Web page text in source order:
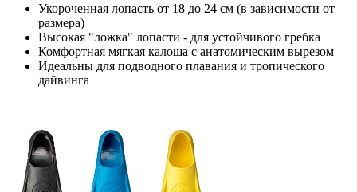
Укороченная лопасть от 18 до 24 см (в зависимости от
размера)
Высокая "ложка" лопасти - для устойчивого гребка
Комфортная мягкая калоша с анатомическим вырезом
Идеальны для подводного плавания и тропического
дайвинга